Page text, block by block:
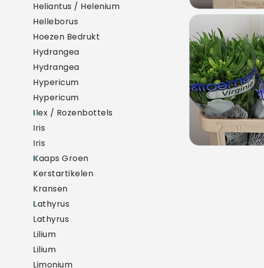
Heliantus / Helenium
Helleborus
Hoezen Bedrukt
Hydrangea
Hydrangea
Hypericum
Hypericum
Ilex / Rozenbottels
Iris
Iris
Kaaps Groen
Kerstartikelen
Kransen
Lathyrus
Lathyrus
Lilium
Lilium
Limonium
Alstroemeria
U moet